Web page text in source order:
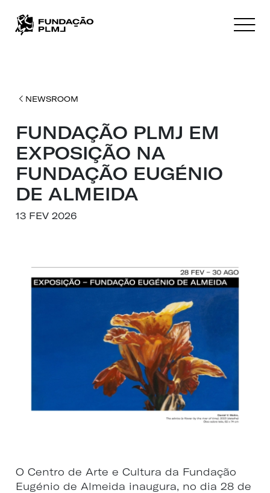
NEWSROOM
FUNDAÇÃO PLMJ EM
EXPOSIÇÃO NA
FUNDAÇÃO EUGÉNIO
DE ALMEIDA
13 FEV 2026
O Centro de Arte e Cultura da Fundação
Eugénio de Almeida inaugura, no dia 28 de